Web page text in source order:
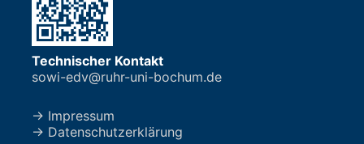
Technischer Kontakt
sowi-edv@ruhr-uni-bochum.de
→ Impressum
→ Datenschutzerklärung